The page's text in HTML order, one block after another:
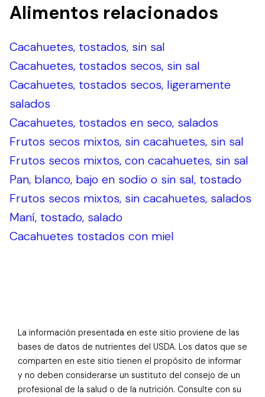
Alimentos relacionados
Cacahuetes, tostados, sin sal
Cacahuetes, tostados secos, sin sal
Cacahuetes, tostados secos, ligeramente
salados
Cacahuetes, tostados en seco, salados
Frutos secos mixtos, sin cacahuetes, sin sal
Frutos secos mixtos, con cacahuetes, sin sal
Pan, blanco, bajo en sodio o sin sal, tostado
Frutos secos mixtos, sin cacahuetes, salados
Maní, tostado, salado
Cacahuetes tostados con miel
La información presentada en este sitio proviene de las
bases de datos de nutrientes del USDA. Los datos que se
comparten en este sitio tienen el propósito de informar
y no deben considerarse un sustituto del consejo de un
profesional de la salud o de la nutrición. Consulte con su